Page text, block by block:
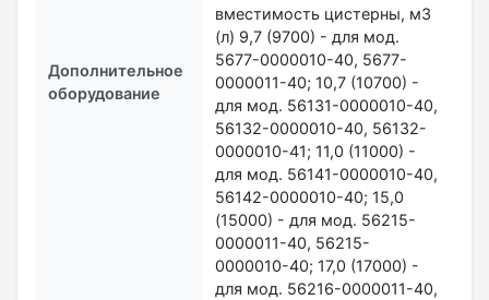
Дополнительное
оборудование
вместимость цистерны, м3
(л) 9,7 (9700) - для мод.
5677-0000010-40, 5677-
0000011-40; 10,7 (10700) -
для мод. 56131-0000010-40,
56132-0000010-40, 56132-
0000010-41; 11,0 (11000) -
для мод. 56141-0000010-40,
56142-0000010-40; 15,0
(15000) - для мод. 56215-
0000011-40, 56215-
0000010-40; 17,0 (17000) -
для мод. 56216-0000011-40,